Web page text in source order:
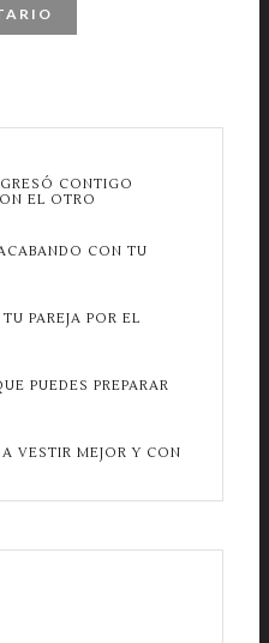
CONTIGO
EL OTRO
CON TU
PAREJA POR EL
PUEDES PREPARAR
VESTIR MEJOR Y CON